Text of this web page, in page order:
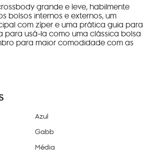
grande e leve, habilmente
bolsos internos e externos, um
com zíper e uma prática guia para
para usá-la como uma clássica bolsa
para maior comodidade com as
Azul
Gabb
Média